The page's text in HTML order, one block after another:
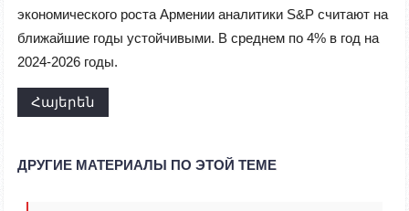
экономического роста Армении аналитики S&P считают на
ближайшие годы устойчивыми. В среднем по 4% в год на
2024-2026 годы.
Հայերեն
ДРУГИЕ МАТЕРИАЛЫ ПО ЭТОЙ ТЕМЕ